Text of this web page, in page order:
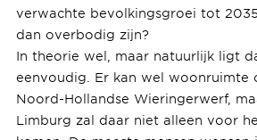
verwachte bevolkingsgroei tot
dan overbodig zijn?
In theorie wel, maar natuurlijk ligt
eenvoudig. Er kan wel woonruimte
Noord-Hollandse Wieringerwerf,
Limburg zal daar niet alleen voor